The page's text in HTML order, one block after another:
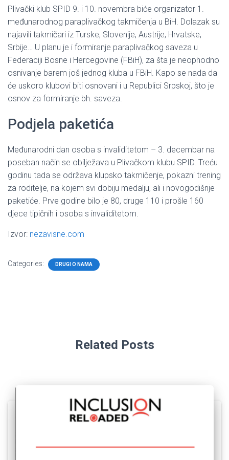
Plivački klub SPID 9. i 10. novembra biće organizator 1.
međunarodnog paraplivačkog takmičenja u BiH. Dolazak su
najavili takmičari iz Turske, Slovenije, Austrije, Hrvatske,
Srbije… U planu je i formiranje paraplivačkog saveza u
Federaciji Bosne i Hercegovine (FBiH), za šta je neophodno
osnivanje barem još jednog kluba u FBiH. Kapo se nada da
će uskoro klubovi biti osnovani i u Republici Srpskoj, što je
osnov za formiranje bh. saveza.
Podjela paketića
Međunarodni dan osoba s invaliditetom – 3. decembar na
poseban način se obilježava u Plivačkom klubu SPID. Treću
godinu tada se održava klupsko takmičenje, pokazni trening
za roditelje, na kojem svi dobiju medalju, ali i novogodišnje
paketiće. Prve godine bilo je 80, druge 110 i prošle 160
djece tipičnih i osoba s invaliditetom.
Izvor: nezavisne.com
Categories: DRUGI O NAMA
Related Posts